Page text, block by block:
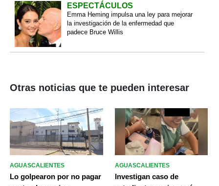
ESPECTÁCULOS
Emma Heming impulsa una ley para mejorar
la investigación de la enfermedad que
padece Bruce Willis
Otras noticias que te pueden interesar
AGUASCALIENTES
Lo golpearon por no pagar
AGUASCALIENTES
Investigan caso de